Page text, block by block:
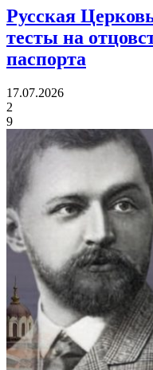
Русская
тесты на
паспорта
17.07.2026
2
9